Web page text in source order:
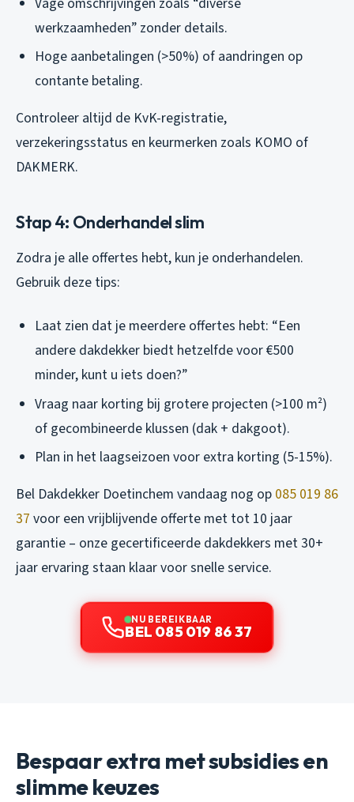
werkzaamheden” zonder details.
Hoge aanbetalingen (>50%) of aandringen op
contante betaling.
Controleer altijd de KvK-registratie,
verzekeringsstatus en keurmerken zoals KOMO of
DAKMERK.
Stap 4: Onderhandel slim
Zodra je alle offertes hebt, kun je onderhandelen.
Gebruik deze tips:
Laat zien dat je meerdere offertes hebt: “Een
andere dakdekker biedt hetzelfde voor €500
minder, kunt u iets doen?”
Vraag naar korting bij grotere projecten (>100 m²)
of gecombineerde klussen (dak + dakgoot).
Plan in het laagseizoen voor extra korting (5-15%).
Bel Dakdekker Doetinchem vandaag nog op 085 019 86
37 voor een vrijblijvende offerte met tot 10 jaar
garantie – onze gecertificeerde dakdekkers met 30+
jaar ervaring staan klaar voor snelle service.
NU BEREIKBAAR
BEL 085 019 86 37
Bespaar extra met subsidies en
slimme keuzes